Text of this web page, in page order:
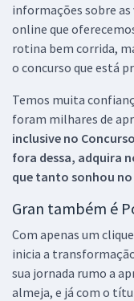
informações sobre as
online que
rotina bem corrida,
o concurso que está
Temos muita
foram milhares de
inclusive no
fora dessa, adquira
que tanto sonhou
Gran também é
Com apenas um
inicia a
sua jornada rumo a
almeja, e já com o